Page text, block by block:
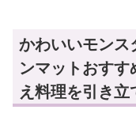
かわいいモンス
ンマットおす
え料理を引き立